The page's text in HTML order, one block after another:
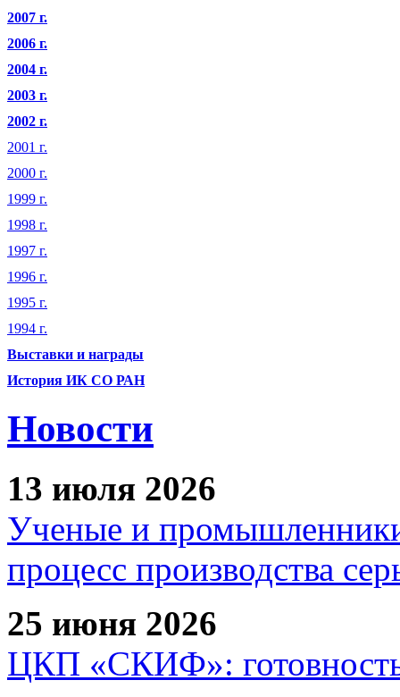
2007 г.
2006 г.
2004 г.
2003 г.
2002 г.
2001 г.
2000 г.
1999 г.
1998 г.
1997 г.
1996 г.
1995 г.
1994 г.
Выставки и награды
История ИК СО РАН
Новости
13 июля 2026
Ученые и
процесс производства
25 июня 2026
ЦКП «СКИФ»: готовность